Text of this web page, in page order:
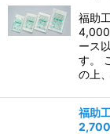
福助
4,000
ース
す。
の上
福助
2,700